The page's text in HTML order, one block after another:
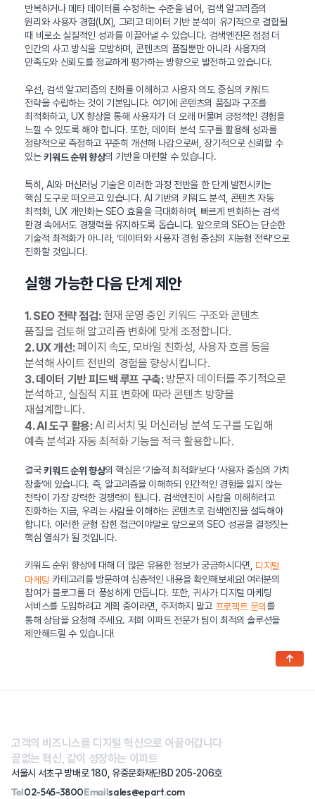
반복하거나 메타 데이터를 수정하는 수준을 넘어, 검색 알고리즘의
원리와 사용자 경험(UX), 그리고 데이터 기반 분석이 유기적으로 결합될
때 비로소 실질적인 성과를 이끌어낼 수 있습니다. 검색엔진은 점점 더
인간의 사고 방식을 모방하며, 콘텐츠의 품질뿐만 아니라 사용자의
만족도와 신뢰도를 정교하게 평가하는 방향으로 발전하고 있습니다.
우선, 검색 알고리즘의 진화를 이해하고 사용자 의도 중심의 키워드
전략을 수립하는 것이 기본입니다. 여기에 콘텐츠의 품질과 구조를
최적화하고, UX 향상을 통해 사용자가 더 오래 머물며 긍정적인 경험을
느낄 수 있도록 해야 합니다. 또한, 데이터 분석 도구를 활용해 성과를
정량적으로 측정하고 꾸준히 개선해 나감으로써, 장기적으로 신뢰할 수
있는키워드 순위 향상의 기반을 마련할 수 있습니다.
특히, AI와 머신러닝 기술은 이러한 과정 전반을 한 단계 발전시키는
핵심 도구로 떠오르고 있습니다. AI 기반의 키워드 분석, 콘텐츠 자동
최적화, UX 개인화는 SEO 효율을 극대화하며, 빠르게 변화하는 검색
환경 속에서도 경쟁력을 유지하도록 돕습니다. 앞으로의 SEO는 단순한
기술적 최적화가 아니라, ‘데이터와 사용자 경험 중심의 지능형 전략’으로
진화할 것입니다.
실행 가능한 다음 단계 제안
1. SEO 전략 점검:현재 운영 중인 키워드 구조와 콘텐츠
품질을 검토해 알고리즘 변화에 맞게 조정합니다.
2. UX 개선:페이지 속도, 모바일 친화성, 사용자 흐름 등을
분석해 사이트 전반의 경험을 향상시킵니다.
3. 데이터 기반 피드백 루프 구축:방문자 데이터를 주기적으로
분석하고, 실질적 지표 변화에 따라 콘텐츠 방향을
재설계합니다.
4. AI 도구 활용:AI 리서치 및 머신러닝 분석 도구를 도입해
예측 분석과 자동 최적화 기능을 적극 활용합니다.
결국키워드 순위 향상의 핵심은 ‘기술적 최적화’보다 ‘사용자 중심의 가치
창출’에 있습니다. 즉, 알고리즘을 이해하되 인간적인 경험을 잃지 않는
전략이 가장 강력한 경쟁력이 됩니다. 검색엔진이 사람을 이해하려고
진화하는 지금, 우리는 사람을 이해하는 콘텐츠로 검색엔진을 설득해야
합니다. 이러한 균형 잡힌 접근이야말로 앞으로의 SEO 성공을 결정짓는
핵심 열쇠가 될 것입니다.
키워드 순위 향상에 대해 더 많은 유용한 정보가 궁금하시다면, 디지털
마케팅 카테고리를 방문하여 심층적인 내용을 확인해보세요! 여러분의
참여가 블로그를 더 풍성하게 만듭니다. 또한, 귀사가 디지털 마케팅
서비스를 도입하려고 계획 중이라면, 주저하지 말고 프로젝트 문의 를
통해 상담을 요청해 주세요. 저희 이파트 전문가 팀이 최적의 솔루션을
제안해드릴 수 있습니다!
고객의 비즈니스를 디지털 혁신으로 이끌어갑니다
끝없는 혁신, 같이 성장하는 이파트
서울시 서초구 방배로 180, 유중문화재단BD 205-206호
Tel02-545-3800Emailsales@epart.com
↑